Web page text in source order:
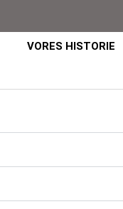
VORES HISTORIE